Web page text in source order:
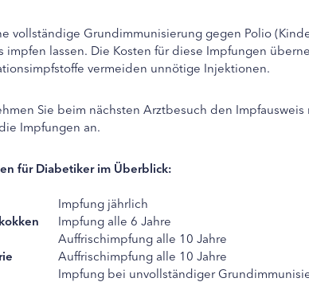
vollständige Grundimmunisierung gegen Polio
impfen lassen. Die Kosten für diese Impfungen
vermeiden unnötige Injektionen.
Sie beim nächsten Arztbesuch den
Impfungen an.
für Diabetiker im Überblick:
Impfung jährlich
Impfung alle 6 Jahre
Auffrischimpfung alle 10 Jahre
Auffrischimpfung alle 10 Jahre
Impfung bei unvollständiger